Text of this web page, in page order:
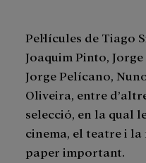
Pel·lícules de Tiago
Joaquim Pinto,
Jorge Pelícano,
Oliveira, entre
selecció, en la qual
cinema, el teatre i
paper important.